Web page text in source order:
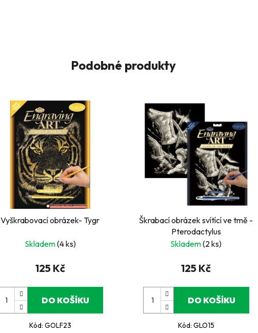
Podobné produkty
Vyškrabovací obrázek- Tygr
Skladem(4 ks)
125 Kč
DO KOŠÍKU
Kód: GOLF23
Škrabací obrázek svítící ve tmě -
Pterodactylus
Skladem(2 ks)
125 Kč
DO KOŠÍKU
Kód: GLO15